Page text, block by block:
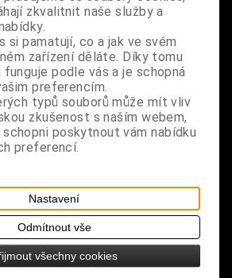
Koupit
bílá a
cm
Svazek - Šalvěj bílá a
máta - 10 cm
Dodání dny:skladem
zkvalitnit naše služby a
si pamatují, co a jak ve svém
zařízení děláte. Díky tomu
podle vás a je schopná
preferencím.
typů souborů může mít vliv
zkušenost s naším webem,
poskytnout vám nabídku
preferencí.
Nastavení
Odmítnout vše
všechny cookies